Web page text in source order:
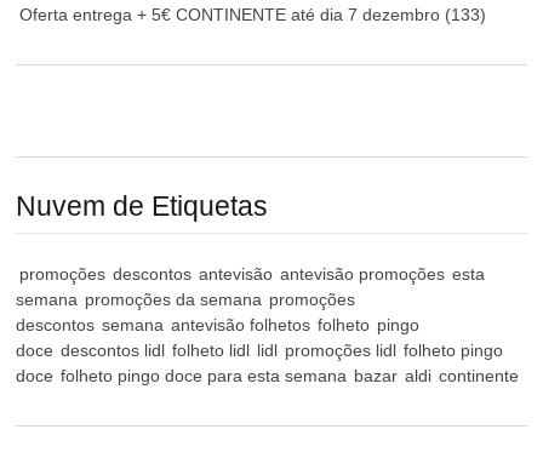
Oferta entrega + 5€ CONTINENTE até dia 7 dezembro (133)
Nuvem de Etiquetas
promoções descontos antevisão antevisão promoções esta
semana promoções da semana promoções
descontos semana antevisão folhetos folheto pingo
doce descontos lidl folheto lidl lidl promoções lidl folheto pingo
doce folheto pingo doce para esta semana bazar aldi continente